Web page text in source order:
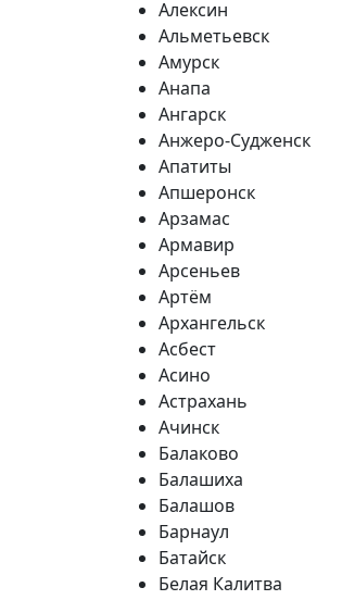
Алексин
Альметьевск
Амурск
Анапа
Ангарск
Анжеро-Судженск
Апатиты
Апшеронск
Арзамас
Армавир
Арсеньев
Артём
Архангельск
Асбест
Асино
Астрахань
Ачинск
Балаково
Балашиха
Балашов
Барнаул
Батайск
Белая Калитва